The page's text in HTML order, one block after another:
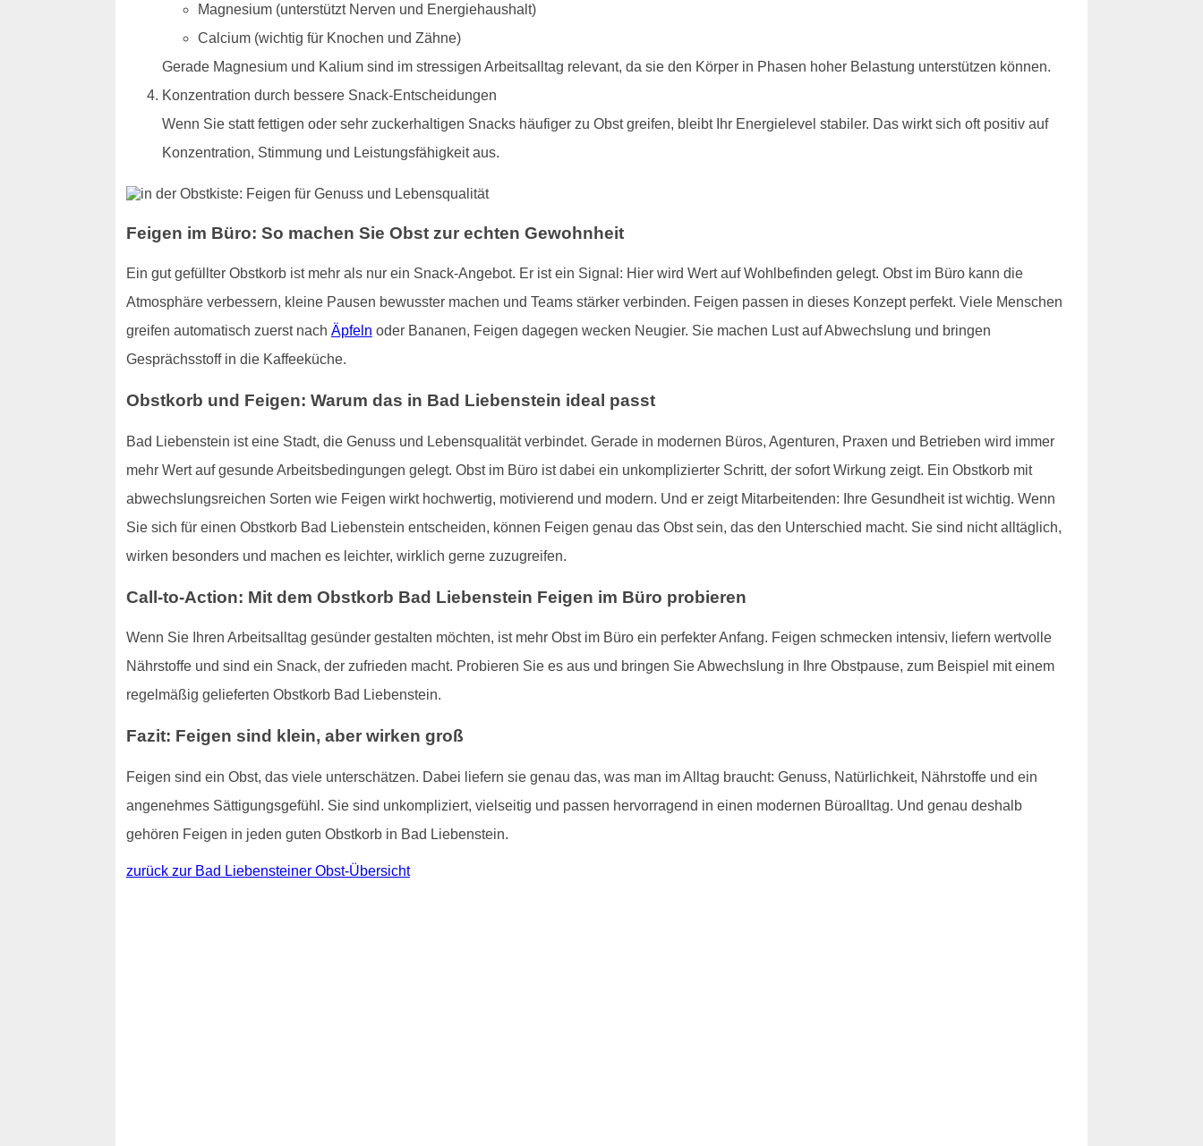
Magnesium (unterstützt Nerven und Energiehaushalt)
Calcium (wichtig für Knochen und Zähne)
Gerade Magnesium und Kalium sind im stressigen Arbeitsalltag relevant, da sie den Körper in Phasen hoher Belastung unterstützen können.
Konzentration durch bessere Snack-Entscheidungen
Wenn Sie statt fettigen oder sehr zuckerhaltigen Snacks häufiger zu Obst greifen, bleibt Ihr Energielevel stabiler. Das wirkt sich oft positiv auf
Konzentration, Stimmung und Leistungsfähigkeit aus.
Feigen im Büro: So machen Sie Obst zur echten Gewohnheit
Ein gut gefüllter Obstkorb ist mehr als nur ein Snack-Angebot. Er ist ein Signal: Hier wird Wert auf Wohlbefinden gelegt. Obst im Büro kann die
Atmosphäre verbessern, kleine Pausen bewusster machen und Teams stärker verbinden. Feigen passen in dieses Konzept perfekt. Viele Menschen
greifen automatisch zuerst nach Äpfeln oder Bananen, Feigen dagegen wecken Neugier. Sie machen Lust auf Abwechslung und bringen
Gesprächsstoff in die Kaffeeküche.
Obstkorb und Feigen: Warum das in Bad Liebenstein ideal passt
Bad Liebenstein ist eine Stadt, die Genuss und Lebensqualität verbindet. Gerade in modernen Büros, Agenturen, Praxen und Betrieben wird immer
mehr Wert auf gesunde Arbeitsbedingungen gelegt. Obst im Büro ist dabei ein unkomplizierter Schritt, der sofort Wirkung zeigt. Ein Obstkorb mit
abwechslungsreichen Sorten wie Feigen wirkt hochwertig, motivierend und modern. Und er zeigt Mitarbeitenden: Ihre Gesundheit ist wichtig. Wenn
Sie sich für einen Obstkorb Bad Liebenstein entscheiden, können Feigen genau das Obst sein, das den Unterschied macht. Sie sind nicht alltäglich,
wirken besonders und machen es leichter, wirklich gerne zuzugreifen.
Call-to-Action: Mit dem Obstkorb Bad Liebenstein Feigen im Büro probieren
Wenn Sie Ihren Arbeitsalltag gesünder gestalten möchten, ist mehr Obst im Büro ein perfekter Anfang. Feigen schmecken intensiv, liefern wertvolle
Nährstoffe und sind ein Snack, der zufrieden macht. Probieren Sie es aus und bringen Sie Abwechslung in Ihre Obstpause, zum Beispiel mit einem
regelmäßig gelieferten Obstkorb Bad Liebenstein.
Fazit: Feigen sind klein, aber wirken groß
Feigen sind ein Obst, das viele unterschätzen. Dabei liefern sie genau das, was man im Alltag braucht: Genuss, Natürlichkeit, Nährstoffe und ein
angenehmes Sättigungsgefühl. Sie sind unkompliziert, vielseitig und passen hervorragend in einen modernen Büroalltag. Und genau deshalb
gehören Feigen in jeden guten Obstkorb in Bad Liebenstein.
zurück zur Bad Liebensteiner Obst-Übersicht